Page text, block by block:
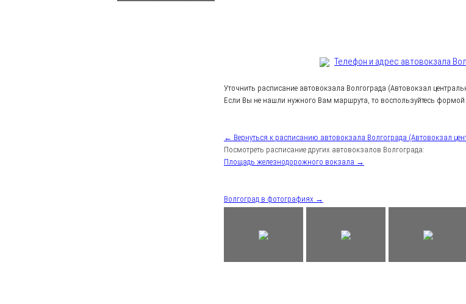
Телефон и адрес aвтовокзала
Уточнить расписание автовокзала Волгограда (Автовокзал
Если Вы не нашли нужного Вам маршрута, то воспользуйтесь формой
← Вернуться к расписанию автовокзала Волгограда (Автовокзал
Посмотреть расписание других автовокзалов Волгограда:
Площадь железнодорожного вокзала →
Волгоград в фотографиях →